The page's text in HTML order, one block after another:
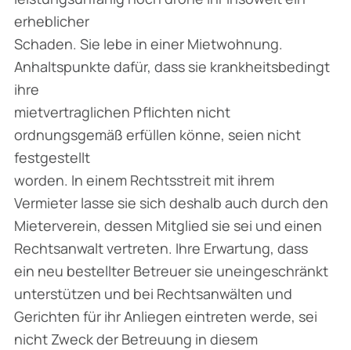
erheblicher
Schaden. Sie lebe in einer Mietwohnung.
Anhaltspunkte dafür, dass sie krankheitsbedingt
ihre
mietvertraglichen Pflichten nicht
ordnungsgemäß erfüllen könne, seien nicht
festgestellt
worden. In einem Rechtsstreit mit ihrem
Vermieter lasse sie sich deshalb auch durch den
Mieterverein, dessen Mitglied sie sei und einen
Rechtsanwalt vertreten. Ihre Erwartung, dass
ein neu bestellter Betreuer sie uneingeschränkt
unterstützen und bei Rechtsanwälten und
Gerichten für ihr Anliegen eintreten werde, sei
nicht Zweck der Betreuung in diesem